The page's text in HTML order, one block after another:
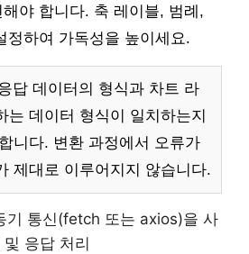
야 합니다. 축 레이블, 범례,
정하여 가독성을 높이세요.
답 데이터의 형식과 차트 라
는 데이터 형식이 일치하는지
니다. 변환 과정에서 오류가
제대로 이루어지지 않습니다.
기 통신(fetch 또는 axios)을 사
응답 처리